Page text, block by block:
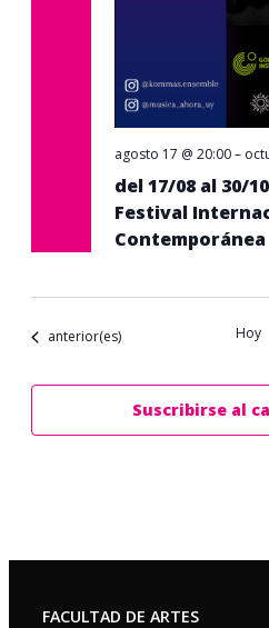
del 17/08 al 30/
Festival
Contemporánea
agosto 17 @ 20:00–
Eventos
anterior(es) Hoy
Suscribirse al
FACULTAD DE ARTES